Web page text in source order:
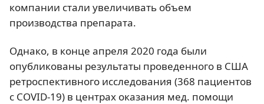
компании стали увеличивать объем
производства препарата.
Однако, в конце апреля 2020 года были
опубликованы результаты проведенного в США
ретроспективного исследования (368 пациентов
с COVID-19) в центрах оказания мед. помощи